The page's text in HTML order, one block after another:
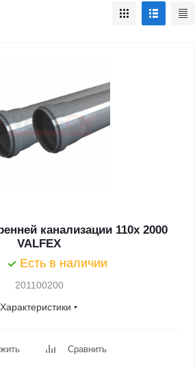
канализации 110x 2000
VALFEX
Есть в наличии
201100200
Характеристики
Сравнить